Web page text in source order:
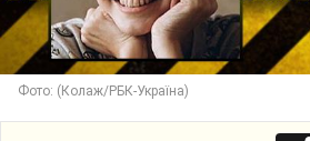
Фото: (Колаж/РБК-Україна)